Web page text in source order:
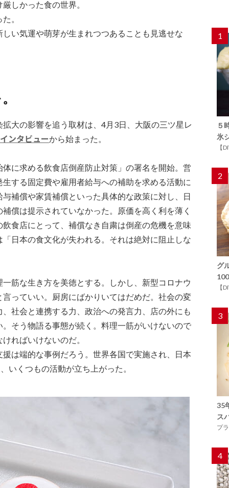
しかった食の世界。
。
い気運や萌芽が生まれつつあることも見逃せな
大の影響を追う取材は、4月3日、大阪の三ツ星レ
ンタビューから始まった。
に求める飲食店倒産防止対策」の署名を開始。営
する固定費や雇用者給与への補助を求める活動に
補償や家賃補償といった具体的な政策に対し、日
償は提示されていなかった。原価を高く利を薄く
食店にとって、補償なき自粛は倒産の危機を意味
日本の食文化が失われる。それは絶対に阻止しな
筋な生き方を美徳とする。しかし、新型コロナウ
っていい。厨房にばかりいてはだめだ。社会の変
社会と連携する力、政治への発言力、店の外にも
そう物語る事態が続く。料理一筋がいけないので
ればいけないのだ。
は端的な事例だろう。世界各国で実施され、日本
いくつもの活動が立ち上がった。
1
５
氷
【
2
グ
【
3
35
ス
プ
4